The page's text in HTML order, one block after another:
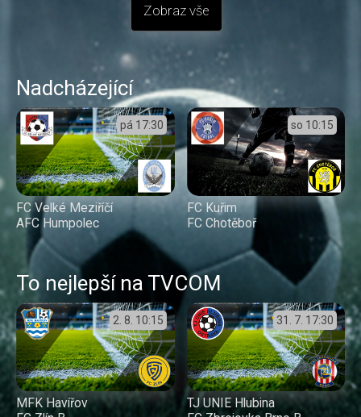
Zobraz vše
Nadcházející
pá 17:30
FC Velké Meziříčí
AFC Humpolec
so 10:15
FC Kuřim
FC Chotěboř
To nejlepší na TVCOM
2. 8. 10:15
MFK Havířov
31. 7. 17:30
TJ UNIE Hlubina